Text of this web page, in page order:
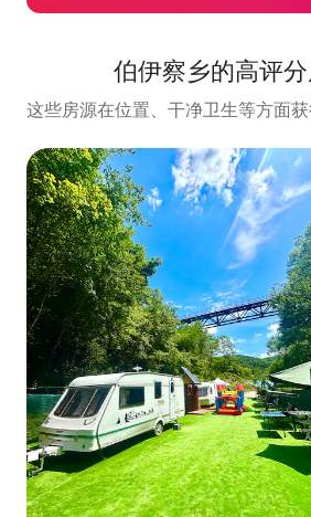
伯伊察乡的高评
这些房源在位置、干净卫生等方面获